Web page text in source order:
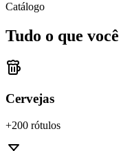
Catálogo
Tudo o que
Cervejas
+200 rótulos